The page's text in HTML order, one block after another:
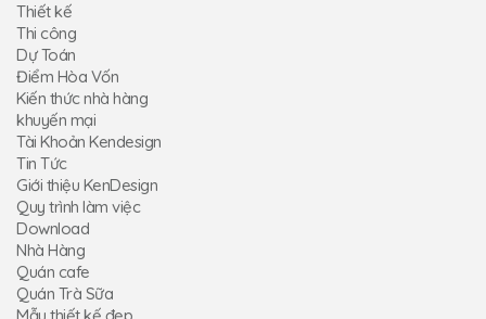
Thiết kế
Thi công
Dự Toán
Điểm Hòa Vốn
Kiến thức nhà hàng
khuyến mại
Tài Khoản Kendesign
Tin Tức
Giới thiệu KenDesign
Quy trình làm việc
Download
Nhà Hàng
Quán cafe
Quán Trà Sữa